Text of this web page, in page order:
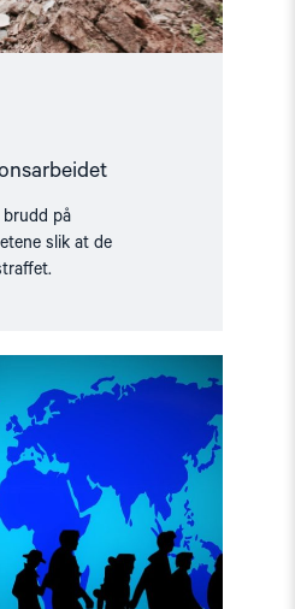
brudd på
slik at de
article
"Visum-
og
asylpolitikk
overfor
menneskerettighetsforsvarere
Belarus
og
Russland"